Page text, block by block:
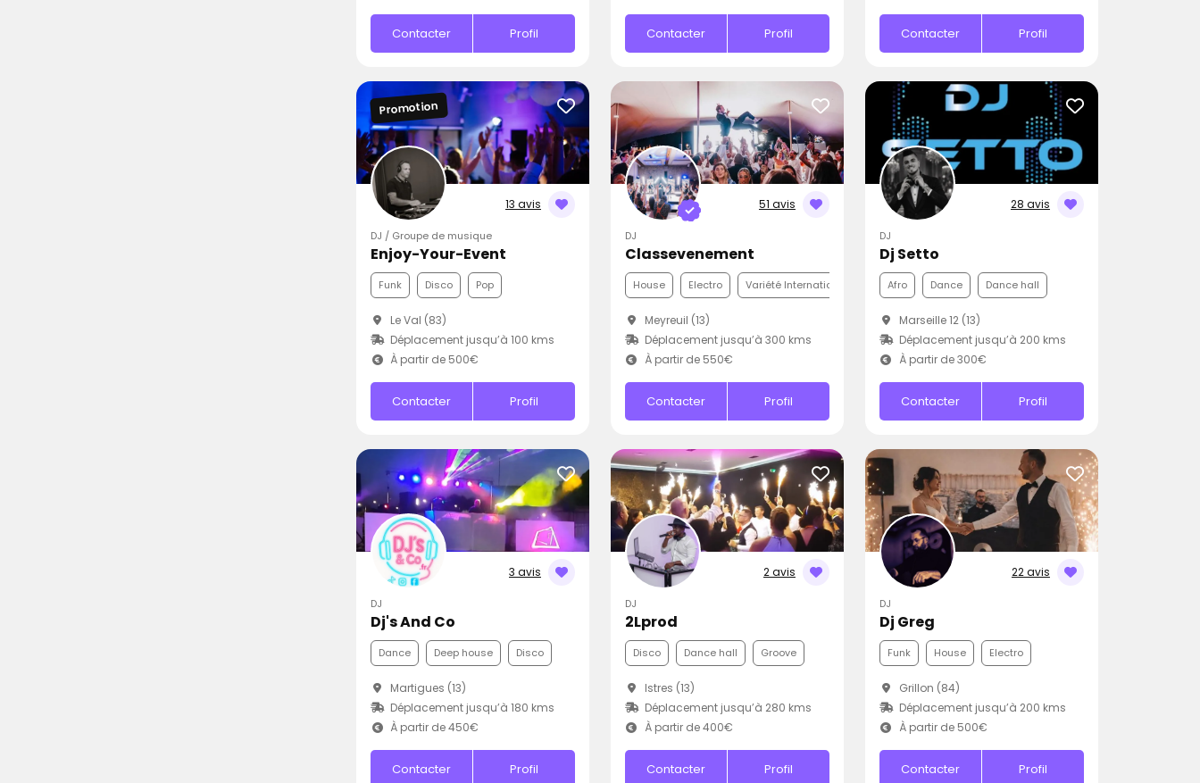
Contacter Profil Contacter Profil Contacter Profil
13 avis
Promotion
DJ / Groupe de musique
Enjoy-Your-Event
Funk Disco Pop
Le Val (83)
Déplacement jusqu’à 100 kms
À partir de 500€
Contacter Profil
51 avis
DJ
Classevenement
House Electro Variété Internationale
Meyreuil (13)
Déplacement jusqu’à 300 kms
À partir de 550€
Contacter Profil
28 avis
DJ
Dj Setto
Afro Dance Dance hall
Marseille 12 (13)
Déplacement jusqu’à 200 kms
À partir de 300€
Contacter Profil
3 avis
DJ
Dj's And Co
Dance Deep house Disco
Martigues (13)
Déplacement jusqu’à 180 kms
À partir de 450€
Contacter Profil
2 avis
DJ
2Lprod
Disco Dance hall Groove
Istres (13)
Déplacement jusqu’à 280 kms
À partir de 400€
Contacter Profil
22 avis
DJ
Dj Greg
Funk House Electro
Grillon (84)
Déplacement jusqu’à 200 kms
À partir de 500€
Contacter Profil